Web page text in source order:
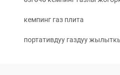
кемпинг газ плита
портативдуу газдуу